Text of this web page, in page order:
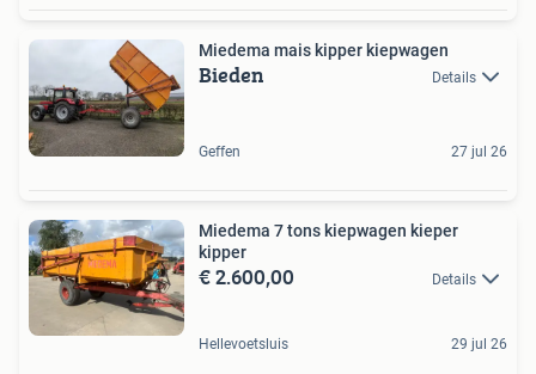
Miedema mais kipper kiepwagen
Bieden Details
Geffen 27 jul 26
Miedema 7 tons kiepwagen kieper
kipper
€ 2.600,00 Details
Hellevoetsluis 29 jul 26